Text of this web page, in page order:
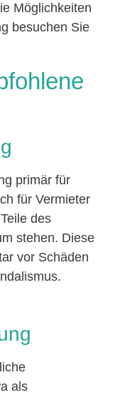
Möglichkeiten
besuchen Sie
primär für
für Vermieter
des
stehen. Diese
vor Schäden
als